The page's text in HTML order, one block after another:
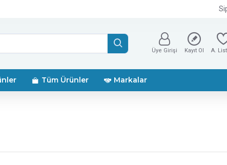
Üye Girişi Kayıt Ol A.
Tüm Ürünler Markalar